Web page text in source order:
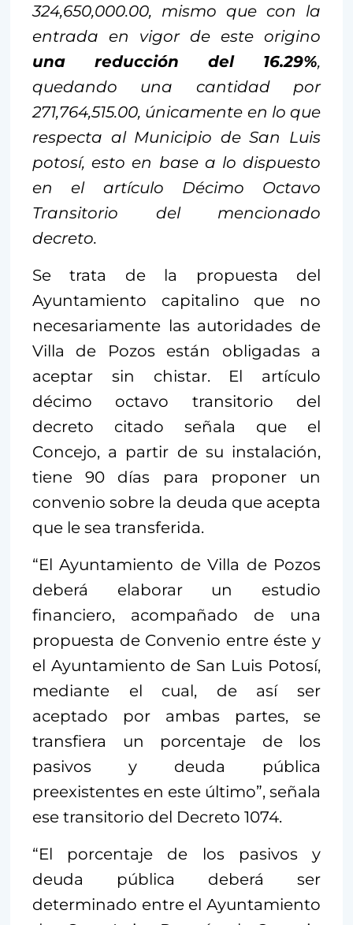
324,650,000.00, mismo que con la
entrada en vigor de este origino
una reducción del 16.29%,
quedando una cantidad por
271,764,515.00, únicamente en lo que
respecta al Municipio de San Luis
potosí, esto en base a lo dispuesto
en el artículo Décimo Octavo
Transitorio del mencionado
decreto.
Se trata de la propuesta del
Ayuntamiento capitalino que no
necesariamente las autoridades de
Villa de Pozos están obligadas a
aceptar sin chistar. El artículo
décimo octavo transitorio del
decreto citado señala que el
Concejo, a partir de su instalación,
tiene 90 días para proponer un
convenio sobre la deuda que acepta
que le sea transferida.
“El Ayuntamiento de Villa de Pozos
deberá elaborar un estudio
financiero, acompañado de una
propuesta de Convenio entre éste y
el Ayuntamiento de San Luis Potosí,
mediante el cual, de así ser
aceptado por ambas partes, se
transfiera un porcentaje de los
pasivos y deuda pública
preexistentes en este último”, señala
ese transitorio del Decreto 1074.
“El porcentaje de los pasivos y
deuda pública deberá ser
determinado entre el Ayuntamiento